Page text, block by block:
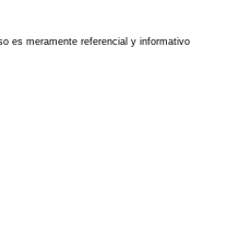
es meramente referencial y informativo